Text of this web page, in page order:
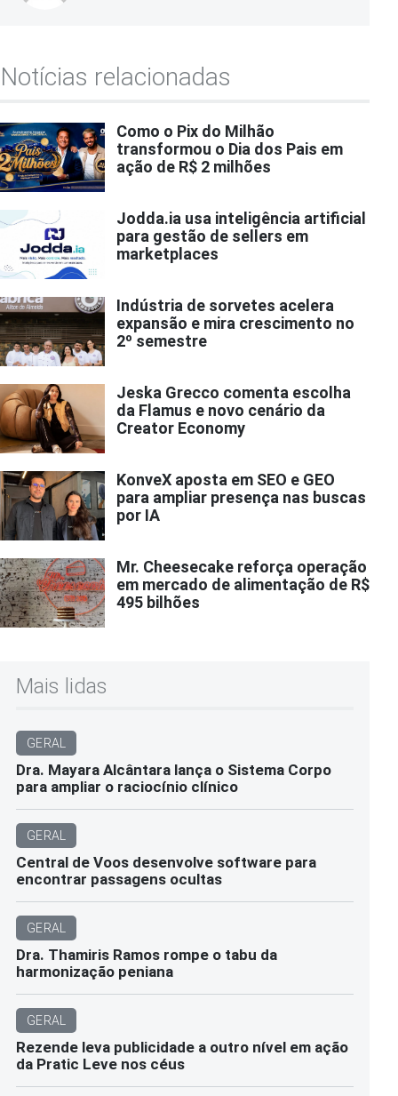
Notícias relacionadas
Como o Pix do Milhão
transformou o Dia dos Pais em
ação de R$ 2 milhões
Jodda.ia usa inteligência artificial
para gestão de sellers em
marketplaces
Indústria de sorvetes acelera
expansão e mira crescimento no
2º semestre
Jeska Grecco comenta escolha
da Flamus e novo cenário da
Creator Economy
KonveX aposta em SEO e GEO
para ampliar presença nas buscas
por IA
Mr. Cheesecake reforça operação
em mercado de alimentação de R$
495 bilhões
Mais lidas
GERAL
Dra. Mayara Alcântara lança o Sistema Corpo
para ampliar o raciocínio clínico
GERAL
Central de Voos desenvolve software para
encontrar passagens ocultas
GERAL
Dra. Thamiris Ramos rompe o tabu da
harmonização peniana
GERAL
Rezende leva publicidade a outro nível em ação
da Pratic Leve nos céus